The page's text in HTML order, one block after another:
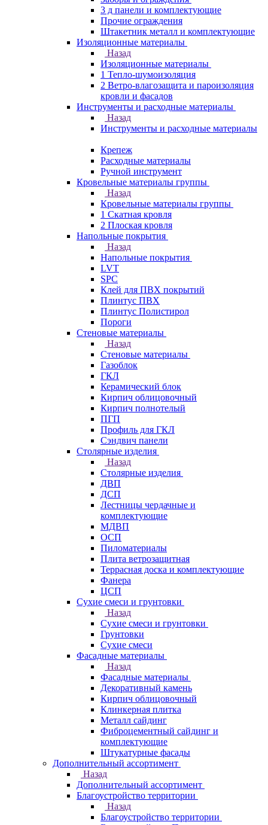
3 д панели и комплектующие
Прочие ограждения
Штакетник металл и комплектующие
Изоляционные материалы
Назад
Изоляционные материалы
1 Тепло-шумоизоляция
2 Ветро-влагозащита и пароизоляция
кровли и фасадов
Инструменты и расходные материалы
Назад
Инструменты и расходные материалы
Крепеж
Расходные материалы
Ручной инструмент
Кровельные материалы группы
Назад
Кровельные материалы группы
1 Скатная кровля
2 Плоская кровля
Напольные покрытия
Назад
Напольные покрытия
LVT
SPC
Клей для ПВХ покрытий
Плинтус ПВХ
Плинтус Полистирол
Пороги
Стеновые материалы
Назад
Стеновые материалы
Газоблок
ГКЛ
Керамический блок
Кирпич облицовочный
Кирпич полнотелый
ПГП
Профиль для ГКЛ
Сэндвич панели
Столярные изделия
Назад
Столярные изделия
ДВП
ДСП
Лестницы чердачные и
комплектующие
МДВП
ОСП
Пиломатериалы
Плита ветрозащитная
Террасная доска и комплектующие
Фанера
ЦСП
Сухие смеси и грунтовки
Назад
Сухие смеси и грунтовки
Грунтовки
Сухие смеси
Фасадные материалы
Назад
Фасадные материалы
Декоративный камень
Кирпич облицовочный
Клинкерная плитка
Металл сайдинг
Фиброцементный сайдинг и
комплектующие
Штукатурные фасады
Дополнительный ассортимент
Назад
Дополнительный ассортимент
Благоустройство территории
Назад
Благоустройство территории